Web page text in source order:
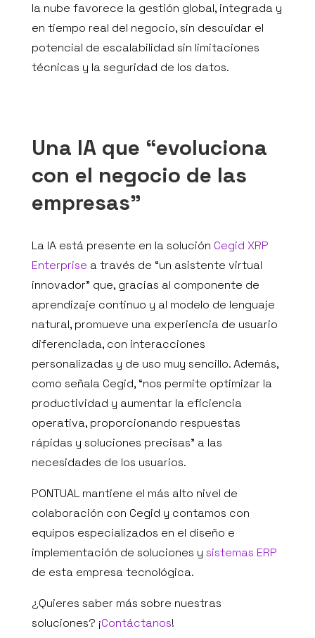
la nube favorece la gestión global, integrada y
en tiempo real del negocio, sin descuidar el
potencial de escalabilidad sin limitaciones
técnicas y la seguridad de los datos.
Una IA que “evoluciona
con el negocio de las
empresas”
La IA está presente en la solución Cegid XRP
Enterprise a través de “un asistente virtual
innovador” que, gracias al componente de
aprendizaje continuo y al modelo de lenguaje
natural, promueve una experiencia de usuario
diferenciada, con interacciones
personalizadas y de uso muy sencillo. Además,
como señala Cegid, “nos permite optimizar la
productividad y aumentar la eficiencia
operativa, proporcionando respuestas
rápidas y soluciones precisas” a las
necesidades de los usuarios.
PONTUAL mantiene el más alto nivel de
colaboración con Cegid y contamos con
equipos especializados en el diseño e
implementación de soluciones y sistemas ERP
de esta empresa tecnológica.
¿Quieres saber más sobre nuestras
soluciones? ¡Contáctanos!